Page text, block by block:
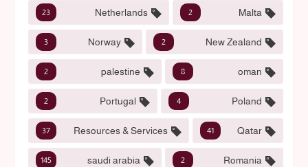
Malta
2
Netherlands
23
New Zealand
2
Norway
3
oman
8
palestine
2
Poland
4
Portugal
2
Qatar
41
Resources & Services
37
Romania
2
saudi arabia
145